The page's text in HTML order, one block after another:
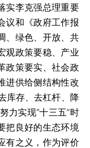
实李克强总理重要
议和《政府工作报
、绿色、开放、共
观政策要稳、产业
政策要实、社会政
进供给侧结构性改
库存、去杠杆、降
力实现“十三五”时
把良好的生态环境
有之义，作为评价